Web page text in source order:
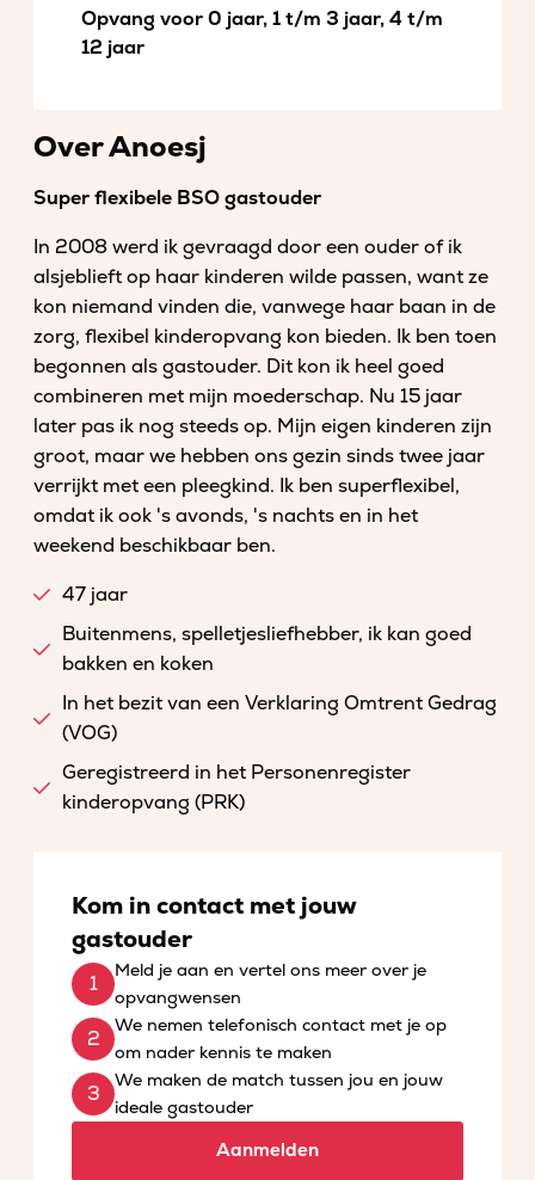
Opvang voor 0 jaar, 1 t/m 3 jaar, 4 t/m
12 jaar
Over Anoesj
Super flexibele BSO gastouder
In 2008 werd ik gevraagd door een ouder of ik
alsjeblieft op haar kinderen wilde passen, want ze
kon niemand vinden die, vanwege haar baan in de
zorg, flexibel kinderopvang kon bieden. Ik ben toen
begonnen als gastouder. Dit kon ik heel goed
combineren met mijn moederschap. Nu 15 jaar
later pas ik nog steeds op. Mijn eigen kinderen zijn
groot, maar we hebben ons gezin sinds twee jaar
verrijkt met een pleegkind. Ik ben superflexibel,
omdat ik ook 's avonds, 's nachts en in het
weekend beschikbaar ben.
47 jaar
Buitenmens, spelletjesliefhebber, ik kan goed
bakken en koken
In het bezit van een Verklaring Omtrent Gedrag
(VOG)
Geregistreerd in het Personenregister
kinderopvang (PRK)
Kom in contact met jouw
gastouder
Meld je aan en vertel ons meer over je
opvangwensen
We nemen telefonisch contact met je op
om nader kennis te maken
We maken de match tussen jou en jouw
ideale gastouder
Aanmelden